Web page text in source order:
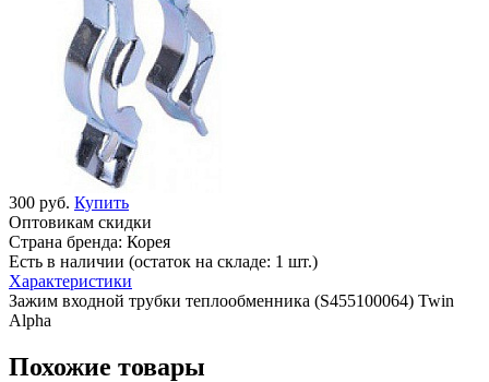
300 руб. Купить
Оптовикам скидки
Страна бренда: Корея
Есть в наличии (остаток на складе: 1 шт.)
Характеристики
Зажим входной трубки теплообменника (S455100064) Twin
Alpha
Похожие товары